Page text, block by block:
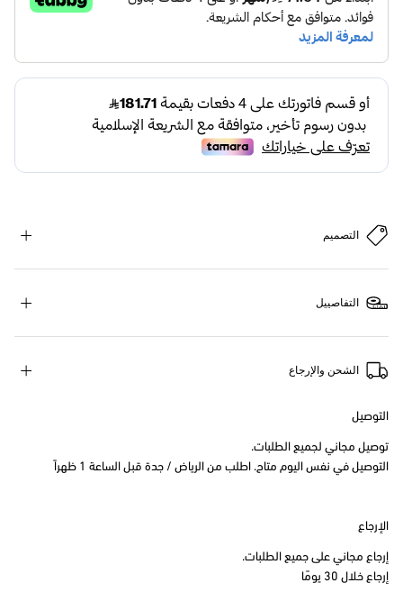
التصميم
التفاصييل
الشحن والإرجاع
التوصيل
توصيل مجاني لجميع الطلبات.
التوصيل في نفس اليوم متاح. اطلب من الرياض / جدة قبل الساعة 1 ظهراً
الإرجاع
إرجاع مجاني على جميع الطلبات.
إرجاع خلال 30 يومًا